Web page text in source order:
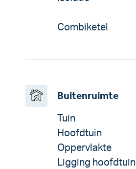
Combiketel
Buitenruimte
Tuin
Hoofdtuin
Oppervlakte
Ligging hoofdtuin